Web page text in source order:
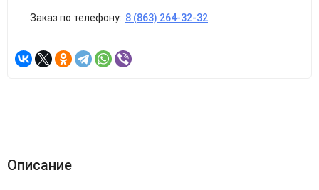
Заказ по телефону: 8 (863) 264-32-32
Описание